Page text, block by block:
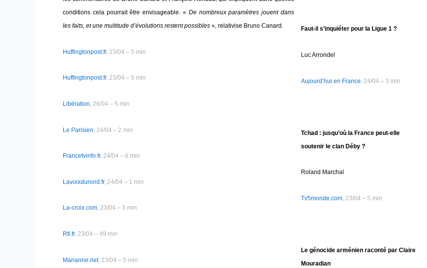
Faut-il s’inquiéter pour la Ligue 1 ?
Luc Arrondel
Aujourd’hui en France , 24/04 – 3 min
Tchad : jusqu’où la France peut-elle
soutenir le clan Déby ?
Roland Marchal
Tv5monde.com, 23/04 – 5 min
Le génocide arménien raconté par Claire
Mouradian
conditions cela pourrait être envisageable. « De nombreux paramètres jouent dans
les faits, et une multitude d’évolutions restent possibles », relativise Bruno Canard.
Huffingtonpost.fr, 23/04 – 5 min
Huffingtonpost.fr, 23/04 – 5 min
Libération, 26/04 – 5 min
Le Parisien , 24/04 – 2 min
Francetvinfo.fr, 24/04 – 6 min
Lavoixdunord.fr, 24/04 – 1 min
La-croix.com, 23/04 – 3 min
Rfi.fr, 23/04 – 49 min
Marianne.net, 23/04 – 5 min